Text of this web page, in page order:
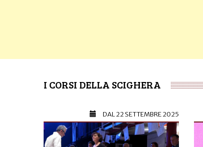
I CORSI DELLA SCIGHERA
DAL22 SETTEMBRE 2025